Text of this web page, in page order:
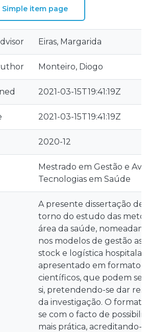
Simple item page
Eiras, Margarida
Monteiro, Diogo
2021-03-15T19:41:19Z
2021-03-15T19:41:19Z
2020-12
Mestrado em Gestão e
Tecnologias em Saúde
A presente dissertação
torno do estudo das
área da saúde,
nos modelos de gestão
stock e logística
apresentado em formato
científicos, que podem
si, pretendendo-se dar
da investigação. O
se com o facto de
mais prática, acreditando-